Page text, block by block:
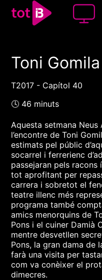
00:00 00:00
1x
Toni Gomila
T2017 - Capítol 40
🕓 46 minuts
Aquesta setmana Neus
l’encontre de Toni
estimats pel públic
socarrel i ferrerienc
passejaran pels racons
tot aprofitant per
carrera i sobretot el
teatre illenc més
programa també
amics menorquins de
Pons i el cuiner Damià
mentre desvetllen
Pons, la gran dama de
farà una visita per
com va conèixer el
dimecres.